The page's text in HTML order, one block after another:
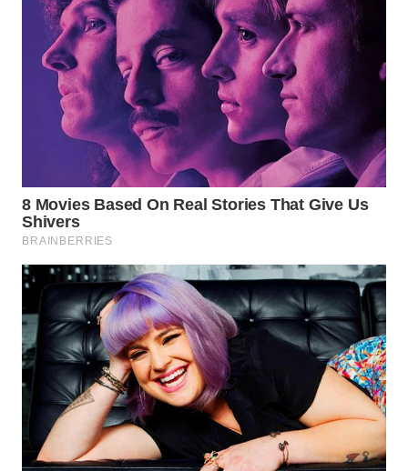
MADURA
WN
SURABAYA
WN
NATUNA
WN
BINTAN
MANDALIKA
WN
LIKUPANG
WN
LABUANBAJO
WN